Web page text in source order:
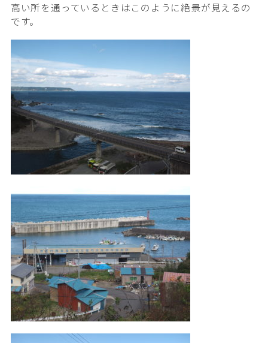
高い所を通っているときはこのように絶景が見えるの
です。